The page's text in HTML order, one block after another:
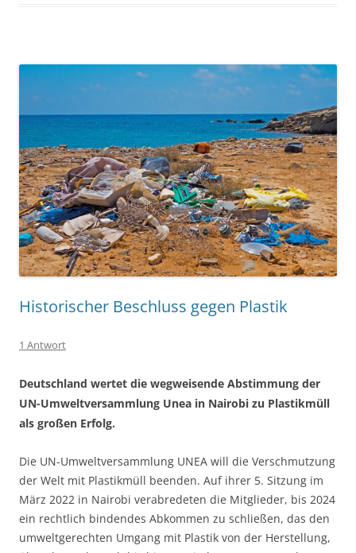
Historischer Beschluss gegen Plastik
1 Antwort
Deutschland wertet die wegweisende Abstimmung der
UN-Umweltversammlung Unea in Nairobi zu Plastikmüll
als großen Erfolg.
Die UN-Umweltversammlung UNEA will die Verschmutzung
der Welt mit Plastikmüll beenden. Auf ihrer 5. Sitzung im
März 2022 in Nairobi verabredeten die Mitglieder, bis 2024
ein rechtlich bindendes Abkommen zu schließen, das den
umweltgerechten Umgang mit Plastik von der Herstellung,